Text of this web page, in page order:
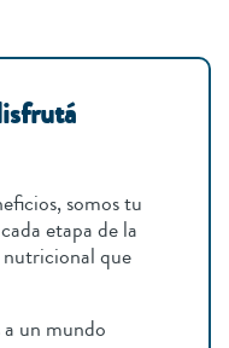
somos tu
etapa de la
que
un mundo